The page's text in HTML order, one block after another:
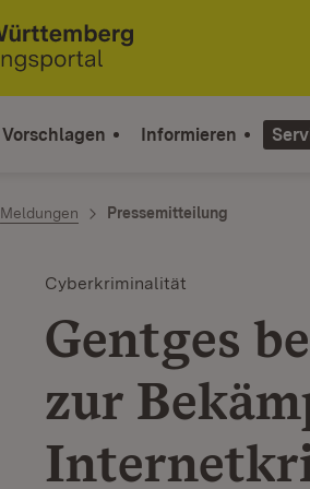
Vorschlagen Informieren
Meldungen Pressemitteilung
Cyberkriminalität
Gentges
zur